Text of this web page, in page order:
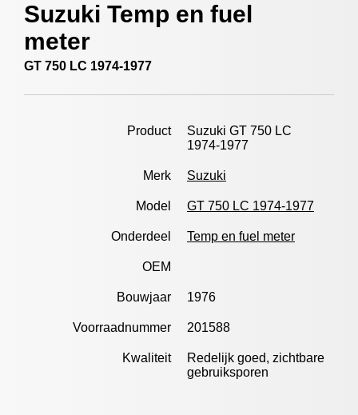
Suzuki Temp en fuel
meter
GT 750 LC 1974-1977
Product
Suzuki GT 750 LC
1974-1977
Merk Suzuki
Model GT 750 LC 1974-1977
Onderdeel Temp en fuel meter
OEM
Bouwjaar 1976
Voorraadnummer 201588
Kwaliteit
Redelijk goed, zichtbare
gebruiksporen